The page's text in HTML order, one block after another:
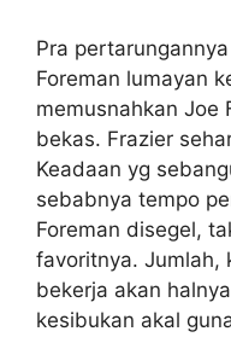
Pra
Foreman lumayan
memusnahkan Joe
bekas. Frazier
Keadaan yg
sebabnya tempo
Foreman disegel,
favoritnya. Jumlah,
bekerja akan
kesibukan akal